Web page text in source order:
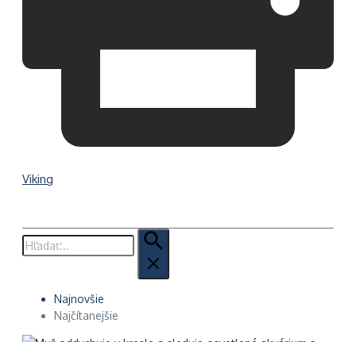
Viking
Hľadať:
Najnovšie
Najčítanejšie